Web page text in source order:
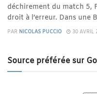
déchirement du match 5,
droit à l’erreur. Dans une
PAR NICOLAS PUCCIO 30 AVRIL
Source préférée sur